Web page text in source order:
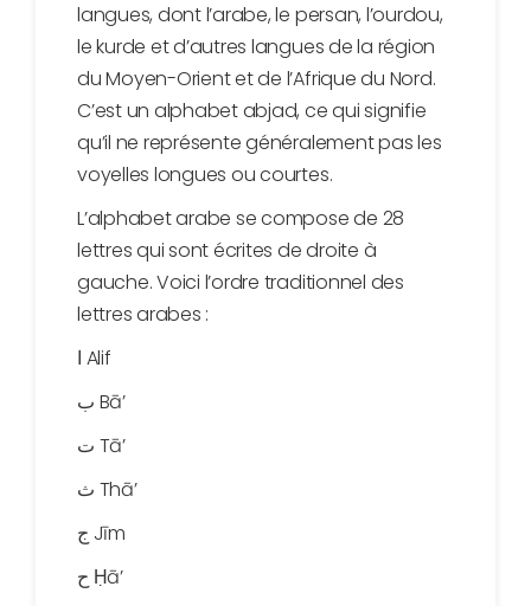
langues, dont l’arabe, le persan, l’ourdou,
le kurde et d’autres langues de la région
du Moyen-Orient et de l’Afrique du Nord.
C’est un alphabet abjad, ce qui signifie
qu’il ne représente généralement pas les
voyelles longues ou courtes.
L’alphabet arabe se compose de 28
lettres qui sont écrites de droite à
gauche. Voici l’ordre traditionnel des
lettres arabes :
ا Alif
ب Bā’
ت Tā’
ث Thā’
ج Jīm
ح Ḥā’